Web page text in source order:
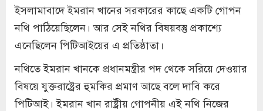
ইসলামাবাদে ইমরান খানের সরকারের কাছে একটি গোপন
নথি পাঠিয়েছিলেন। আর সেই নথির বিষয়বস্তু প্রকাশ্যে
এনেছিলেন পিটিআইয়ের এ প্রতিষ্ঠাতা।
নথিতে ইমরান খানকে প্রধানমন্ত্রীর পদ থেকে সরিয়ে দেওয়ার
বিষয়ে যুক্তরাষ্ট্রের হুমকির প্রমাণ আছে বলে দাবি করে
পিটিআই। ইমরান খান রাষ্ট্রীয় গোপনীয় এই নথি নিজের